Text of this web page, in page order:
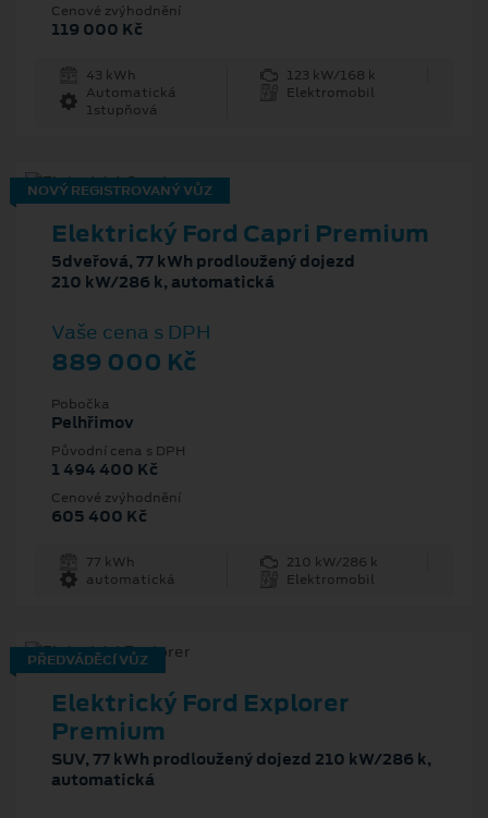
Cenové zvýhodnění
119 000 Kč
43 kWh
123 kW/168 k
Automatická
1stupňová
Elektromobil
NOVÝ REGISTROVANÝ VŮZ
Elektrický Ford Capri Premium
5dveřová, 77 kWh prodloužený dojezd
210 kW/286 k, automatická
Vaše cena s DPH
889 000 Kč
Pobočka
Pelhřimov
Původní cena s DPH
1 494 400 Kč
Cenové zvýhodnění
605 400 Kč
77 kWh
210 kW/286 k
automatická
Elektromobil
PŘEDVÁDĚCÍ VŮZ
Elektrický Ford Explorer
Premium
SUV, 77 kWh prodloužený dojezd 210 kW/286 k,
automatická